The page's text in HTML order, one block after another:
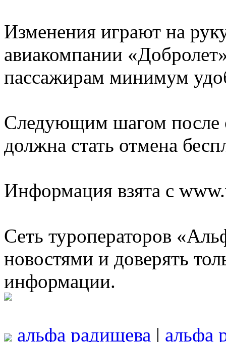
Изменения играют на
авиакомпании
пассажирам минимум
Следующим шагом после
должна стать отмена
Информация взята с
Сеть туроператоров
новостями и доверять
информации.
альфа радищева | альфа